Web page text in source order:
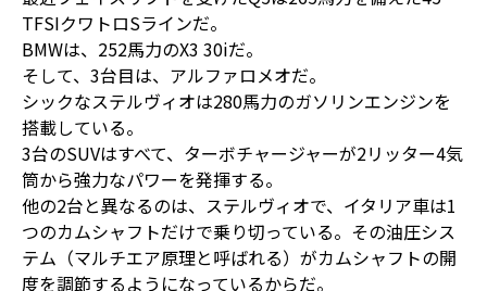
TFSIクワトロSラインだ。
BMWは、252馬力のX3 30iだ。
そして、3台目は、アルファロメオだ。
シックなステルヴィオは280馬力のガソリンエンジンを
搭載している。
3台のSUVはすべて、ターボチャージャーが2リッター4気
筒から強力なパワーを発揮する。
他の2台と異なるのは、ステルヴィオで、イタリア車は1
つのカムシャフトだけで乗り切っている。その油圧シス
テム（マルチエア原理と呼ばれる）がカムシャフトの開
度を調節するようになっているからだ。